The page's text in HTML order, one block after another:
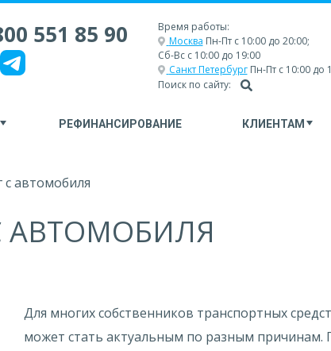
551 85 90
Время работы:
Москва Пн-Пт с 10:00 до 20:00;
Сб-Вс с 10:00 до 19:00
Санкт ПетербургПн-Пт с 10:00 до
Поиск по сайту:
РЕФИНАНСИРОВАНИЕ КЛИЕНТАМ
с автомобиля
АВТОМОБИЛЯ
Для многих собственников транспортных
может стать актуальным по разным причинам.